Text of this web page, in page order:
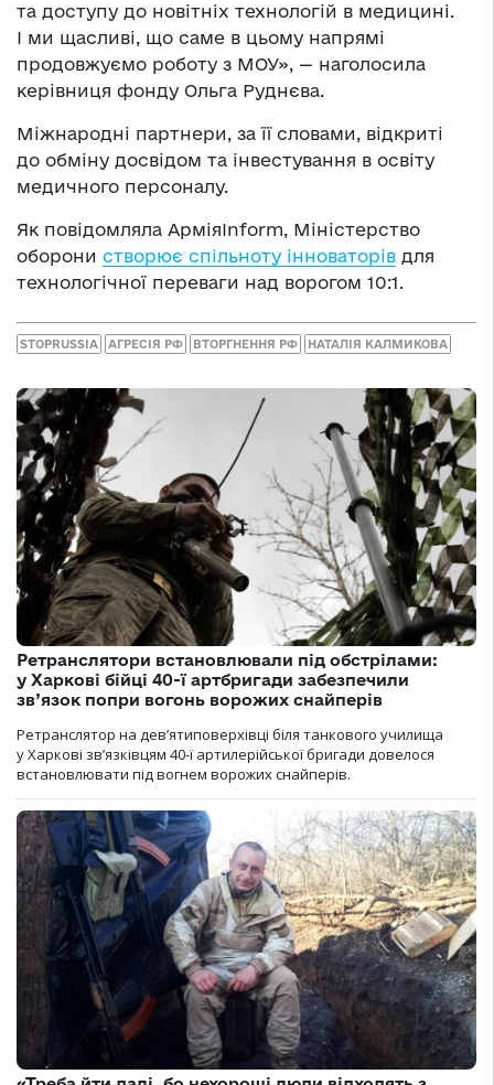
та доступу до новітніх технологій в медицині.
І ми щасливі, що саме в цьому напрямі
продовжуємо роботу з МОУ», — наголосила
керівниця фонду Ольга Руднєва.
Міжнародні партнери, за її словами, відкриті
до обміну досвідом та інвестування в освіту
медичного персоналу.
Як повідомляла АрміяInform, Міністерство
оборони створює спільноту інноваторів для
технологічної переваги над ворогом 10:1.
STOPRUSSIA АГРЕСІЯ РФ ВТОРГНЕННЯ РФ НАТАЛІЯ КАЛМИКОВА
Ретранслятори встановлювали під обстрілами:
у Харкові бійці 40-ї артбригади забезпечили
зв’язок попри вогонь ворожих снайперів
Ретранслятор на дев’ятиповерхівці біля танкового училища
у Харкові зв’язківцям 40-ї артилерійської бригади довелося
встановлювати під вогнем ворожих снайперів.